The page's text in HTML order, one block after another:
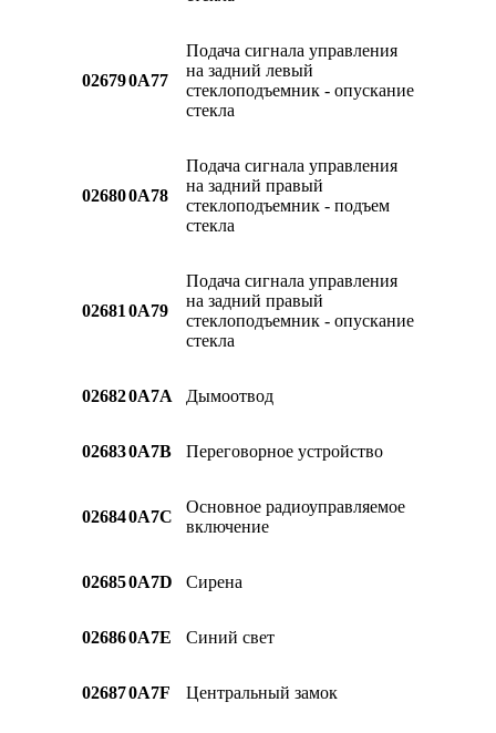
026790A77
Подача сигнала управления
на задний левый
стеклоподъемник - опускание
стекла
026800A78
Подача сигнала управления
на задний правый
стеклоподъемник - подъем
стекла
02681 0A79
Подача сигнала управления
на задний правый
стеклоподъемник - опускание
стекла
026820A7A Дымоотвод
026830A7B Переговорное устройство
026840A7C
Основное радиоуправляемое
включение
026850A7D Сирена
026860A7E Синий свет
026870A7F Центральный замок